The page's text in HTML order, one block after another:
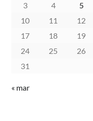
3
4 5
10
11 12
17
18 19
24
25 26
31
« mar